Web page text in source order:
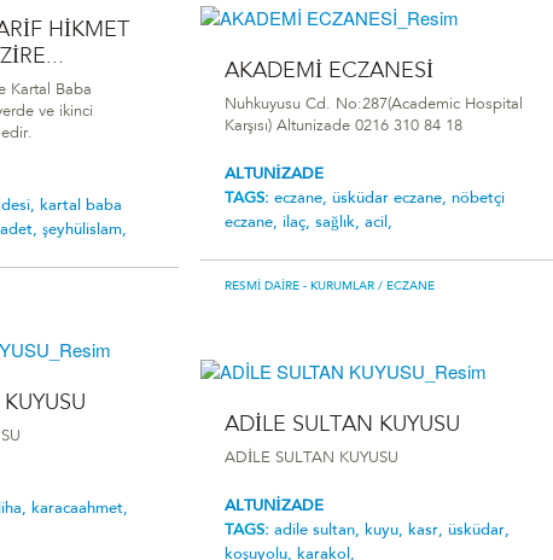
HİKMET
Kartal Baba
ve ikinci
kartal baba
şeyhüli̇slam,
AKADEMİ ECZANESİ
Nuhkuyusu Cd. No:287(Academic Hospital
Karşısı) Altunizade 0216 310 84 18
ALTUNİZADE
TAGS: eczane, üsküdar eczane, nöbetçi
eczane, ilaç, sağlık, acil,
RESMI DAIRE - KURUMLAR / ECZANE
karacaahmet,
ADİLE SULTAN KUYUSU
ADİLE SULTAN KUYUSU
ALTUNİZADE
TAGS: adile sultan, kuyu, kasr, üsküdar,
koşuyolu, karakol,